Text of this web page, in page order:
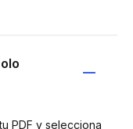
PDF y selecciona